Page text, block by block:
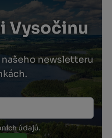
Vysočinu
newsletteru
údajů.